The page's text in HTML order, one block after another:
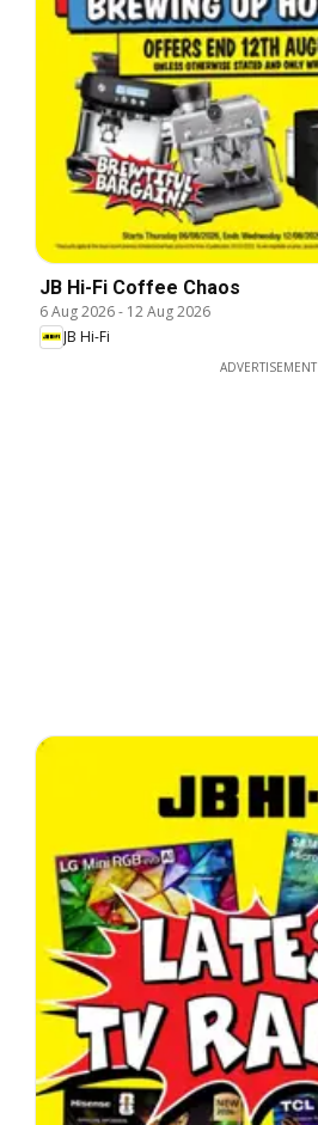
JB Hi-Fi Coffee Chaos
6 Aug 2026- 12 Aug 2026
JB Hi-Fi
ADVERTISEMENT